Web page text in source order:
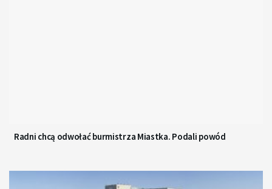
Radni chcą odwołać burmistrza Miastka. Podali powód